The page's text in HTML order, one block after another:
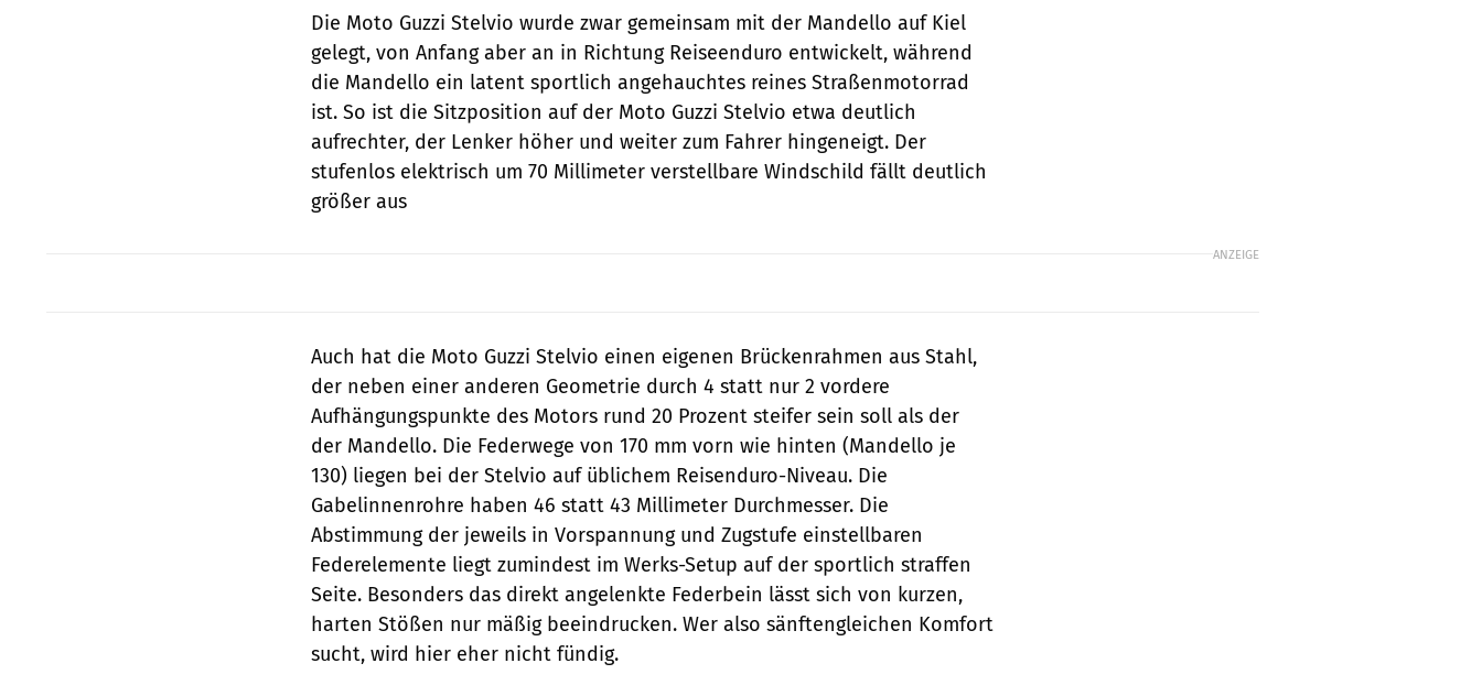
Die Moto Guzzi Stelvio wurde zwar gemeinsam mit der Mandello auf Kiel
gelegt, von Anfang aber an in Richtung Reiseenduro entwickelt, während
die Mandello ein latent sportlich angehauchtes reines Straßenmotorrad
ist. So ist die Sitzposition auf der Moto Guzzi Stelvio etwa deutlich
aufrechter, der Lenker höher und weiter zum Fahrer hingeneigt. Der
stufenlos elektrisch um 70 Millimeter verstellbare Windschild fällt deutlich
größer aus
ANZEIGE
Auch hat die Moto Guzzi Stelvio einen eigenen Brückenrahmen aus Stahl,
der neben einer anderen Geometrie durch 4 statt nur 2 vordere
Aufhängungspunkte des Motors rund 20 Prozent steifer sein soll als der
der Mandello. Die Federwege von 170 mm vorn wie hinten (Mandello je
130) liegen bei der Stelvio auf üblichem Reisenduro-Niveau. Die
Gabelinnenrohre haben 46 statt 43 Millimeter Durchmesser. Die
Abstimmung der jeweils in Vorspannung und Zugstufe einstellbaren
Federelemente liegt zumindest im Werks-Setup auf der sportlich straffen
Seite. Besonders das direkt angelenkte Federbein lässt sich von kurzen,
harten Stößen nur mäßig beeindrucken. Wer also sänftengleichen Komfort
sucht, wird hier eher nicht fündig.